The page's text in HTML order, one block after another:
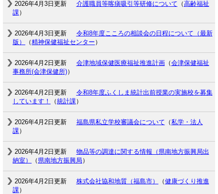
2026年4月3日更新 介護職員等喀痰吸引等研修について （高齢福祉
課）
2026年4月3日更新
令和8年度こころの相談会の日程について（最新
版）
（精神保健福祉センター ）
2026年4月2日更新 会津地域保健医療福祉推進計画（会津保健福祉
事務所(会津保健所)）
2026年4月2日更新
令和8年度ふくしま統計出前授業の実施校を募集
しています！
（統計課）
2026年4月2日更新 福島県私立学校審議会について （私学・法人
課）
2026年4月2日更新
物品等の調達に関する情報（県南地方振興局出
納室）
（ 県南地方振興局 ）
2026年4月2日更新 株式会社協和地質（福島市） （健康づくり推進
課）